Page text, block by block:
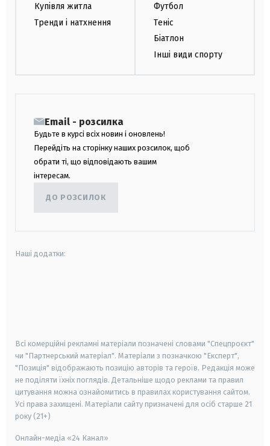
Купівля житла
Тренди і натхнення
Футбол
Теніс
Біатлон
Інші види спорту
Email - розсилка
Будьте в курсі всіх новин і оновлень!
Перейдіть на сторінку наших розсилок, щоб
обрати ті, що відповідають вашим
інтересам.
ДО РОЗСИЛОК
Наші додатки:
Всі комерційні рекламні матеріали позначені словами "Спецпроєкт"
чи "Партнерський матеріал". Матеріали з позначкою "Експерт",
"Позиція" відображають позицію авторів та героїв. Редакція може
не поділяти їхніх поглядів. Детальніше щодо реклами та правил
цитування можна ознайомитись в правилах користування сайтом.
Усі права захищені. Матеріали сайту призначені для осіб старше 21
року (21+)
Онлайн-медіа «24 Канал»